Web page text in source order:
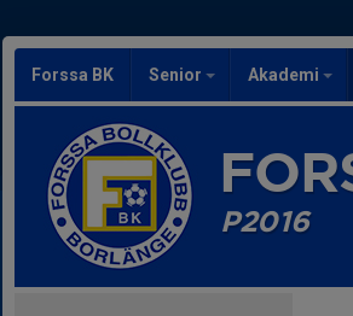
Forssa BK Senior Akademi
P2016